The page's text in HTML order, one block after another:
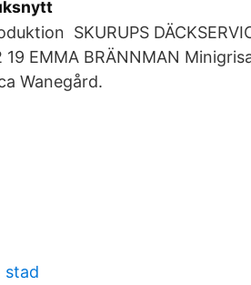
SKURUPS
19 EMMA BRÄNNMAN
Wanegård.
stad